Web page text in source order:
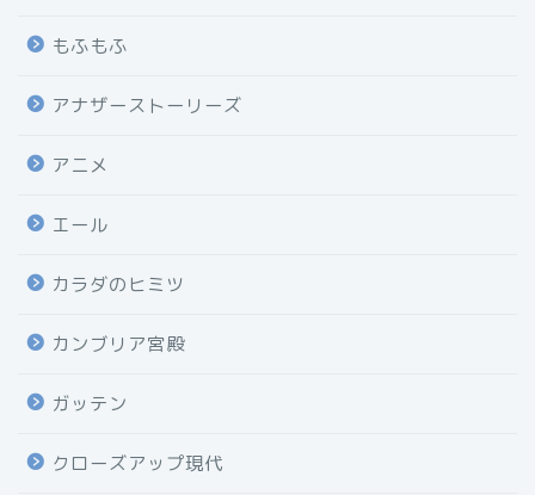
もふもふ
アナザーストーリーズ
アニメ
エール
カラダのヒミツ
カンブリア宮殿
ガッテン
クローズアップ現代